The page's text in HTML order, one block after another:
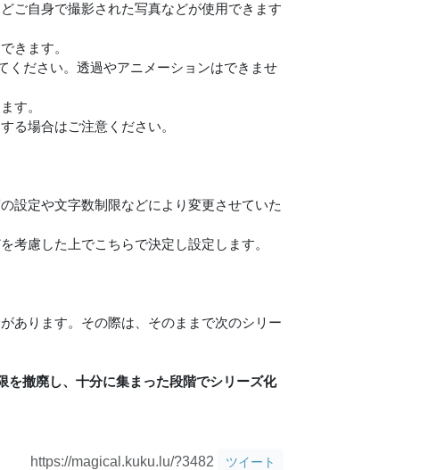
ご自身で撮影された写真などが使用できます
きます。
ください。透過やアニメーションはできませ
す。
る場合はご注意ください。
設定や文字数制限などにより変更させていた
考慮した上でこちらで決定し設定します。
あります。その際は、そのままで次のシリー
撤廃し、十分に集まった段階でシリーズ化
https://magical.kuku.lu/?3482 ツイート